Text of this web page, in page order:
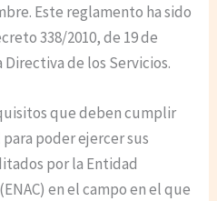
Este reglamento ha sido
338/2010, de 19 de
de los Servicios.
que deben cumplir
poder ejercer sus
por la Entidad
en el campo en el que